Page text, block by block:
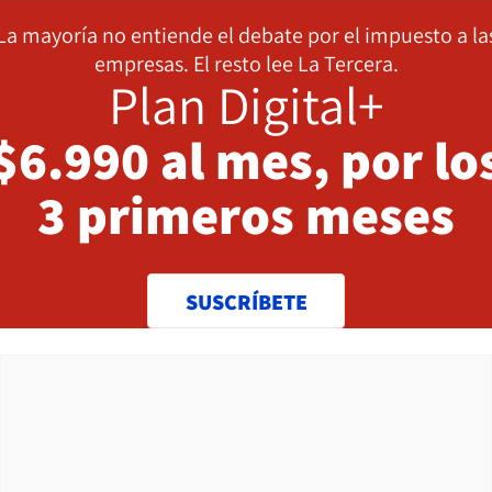
mayoría no entiende el debate por el impuesto a
empresas. El resto lee La Tercera.
Plan Digital+
al mes, por
3 primeros meses
SUSCRÍBETE